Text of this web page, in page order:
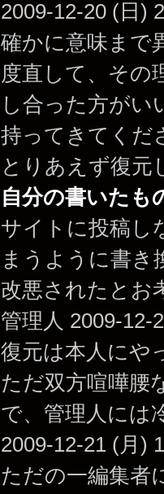
2009-12-20 (日)
確かに意味まで
度直して、その
し合った方が
持ってきてくだ
とりあえず復元
自分の書いたも
サイトに投稿し
まうように書
改悪されたとお
管理人 2009-12-
復元は本人にや
ただ双方喧嘩腰
で、管理人には
2009-12-21 (月)
ただの一編集者